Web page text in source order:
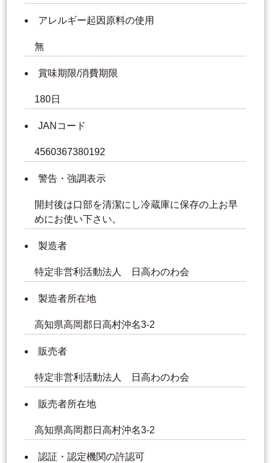
アレルギー起因原料の使用
無
賞味期限/消費期限
180日
JANコード
4560367380192
警告・強調表示
開封後は口部を清潔にし冷蔵庫に保存の上お早
めにお使い下さい。
製造者
特定非営利活動法人 日高わのわ会
製造者所在地
高知県高岡郡日高村沖名3-2
販売者
特定非営利活動法人 日高わのわ会
販売者所在地
高知県高岡郡日高村沖名3-2
認証・認定機関の許認可